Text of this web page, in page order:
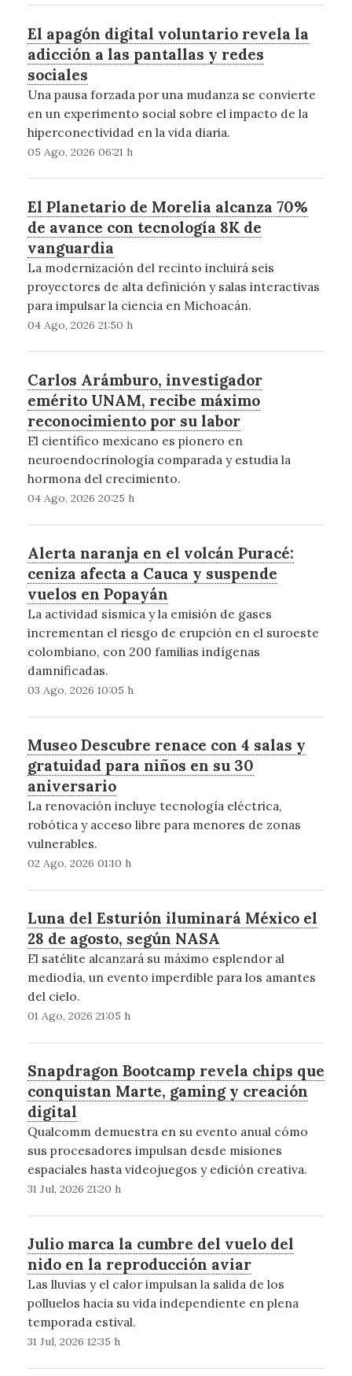
El apagón digital voluntario revela la
adicción a las pantallas y redes
sociales
Una pausa forzada por una mudanza se convierte
en un experimento social sobre el impacto de la
hiperconectividad en la vida diaria.
05 Ago, 2026 06:21 h
El Planetario de Morelia alcanza 70%
de avance con tecnología 8K de
vanguardia
La modernización del recinto incluirá seis
proyectores de alta definición y salas interactivas
para impulsar la ciencia en Michoacán.
04 Ago, 2026 21:50 h
Carlos Arámburo, investigador
emérito UNAM, recibe máximo
reconocimiento por su labor
El científico mexicano es pionero en
neuroendocrinología comparada y estudia la
hormona del crecimiento.
04 Ago, 2026 20:25 h
Alerta naranja en el volcán Puracé:
ceniza afecta a Cauca y suspende
vuelos en Popayán
La actividad sísmica y la emisión de gases
incrementan el riesgo de erupción en el suroeste
colombiano, con 200 familias indígenas
damnificadas.
03 Ago, 2026 10:05 h
Museo Descubre renace con 4 salas y
gratuidad para niños en su 30
aniversario
La renovación incluye tecnología eléctrica,
robótica y acceso libre para menores de zonas
vulnerables.
02 Ago, 2026 01:10 h
Luna del Esturión iluminará México el
28 de agosto, según NASA
El satélite alcanzará su máximo esplendor al
mediodía, un evento imperdible para los amantes
del cielo.
01 Ago, 2026 21:05 h
Snapdragon Bootcamp revela chips que
conquistan Marte, gaming y creación
digital
Qualcomm demuestra en su evento anual cómo
sus procesadores impulsan desde misiones
espaciales hasta videojuegos y edición creativa.
31 Jul, 2026 21:20 h
Julio marca la cumbre del vuelo del
nido en la reproducción aviar
Las lluvias y el calor impulsan la salida de los
polluelos hacia su vida independiente en plena
temporada estival.
31 Jul, 2026 12:35 h